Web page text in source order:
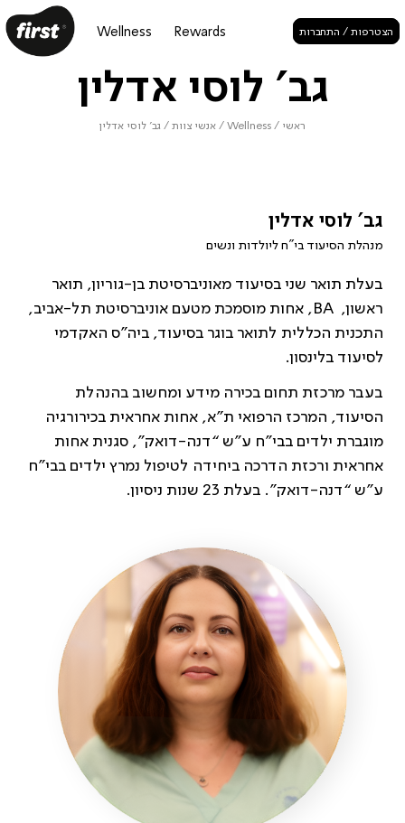
הצטרפות / התחברות Rewards
Wellness
גב' לוסי אדלין
ראשי /
Wellness
/ אנשי צוות / גב' לוסי אדלין
גב' לוסי אדלין
מנהלת הסיעוד בי"ח ליולדות ונשים
בעלת תואר שני בסיעוד מאוניברסיטת בן-גוריון, תואר
ראשון, BA, אחות מוסמכת מטעם אוניברסיטת תל-אביב,
התכנית הכללית לתואר בוגר בסיעוד, ביה”ס האקדמי
לסיעוד בלינסון.
בעבר מרכזת תחום בכירה מידע ומחשוב בהנהלת
הסיעוד, המרכז הרפואי ת”א, אחות אחראית בכירורגיה
מוגברת ילדים בבי”ח ע”ש “דנה-דואק”, סגנית אחות
אחראית ורכזת הדרכה ביחידה לטיפול נמרץ ילדים בבי”ח
ע”ש “דנה-דואק”. בעלת 23 שנות ניסיון.